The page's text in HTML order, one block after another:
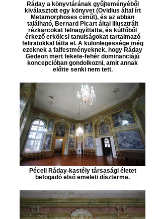
Ráday a könyvtárának gyűjteményéből
kiválasztott egy könyvet (Ovidius által írt
Metamorphoses címűt), és az abban
található, Bernard Picart által illusztrált
rézkarcokat felnagyíttatta, és kútfőből
érkező erkölcsi tanulságokat tartalmazó
feliratokkal látta el. A különlegessége még
ezeknek a falfestményeknek, hogy Ráday
Gedeon mert fekete-fehér dominanciájú
koncepcióban gondolkozni, amit annak
előtte senki nem tett.
Péceli Ráday-kastély társasági életet
befogadó első emeleti díszterme.